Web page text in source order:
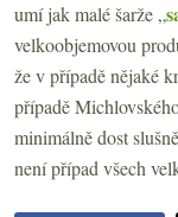
umí jak malé šarže „
velkoobjemovou
že v případě nějaké
případě
minimálně dost
není případ všech